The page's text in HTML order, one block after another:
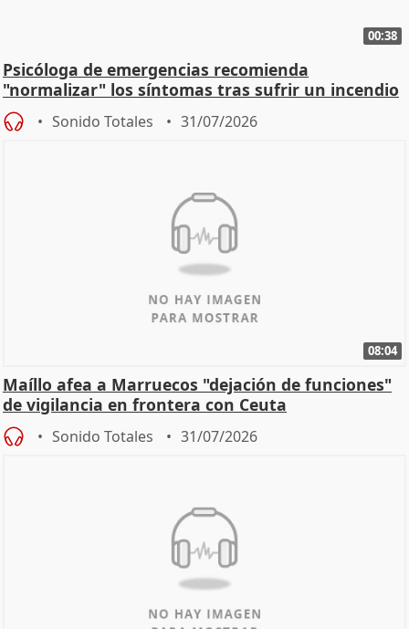
00:38
Psicóloga de emergencias recomienda
"normalizar" los síntomas tras sufrir un incendio
Sonido Totales 31/07/2026
08:04
Maíllo afea a Marruecos "dejación de funciones"
de vigilancia en frontera con Ceuta
Sonido Totales 31/07/2026